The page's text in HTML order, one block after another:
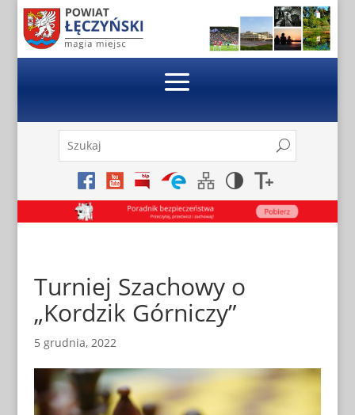
Skip
content
for...
Turniej Szachowy o
„Kordzik Górniczy”
5 grudnia, 2022